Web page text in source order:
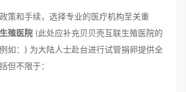
策和手续，选择专业的医疗机构至关重
殖医院 (此处应补充贝贝壳互联生殖医院的
如：) 为大陆人士赴台进行试管捐卵提供全
但不限于：